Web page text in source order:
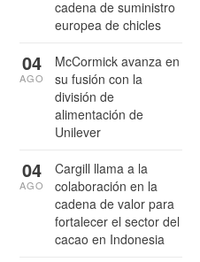
cadena de suministro
europea de chicles
McCormick avanza en
su fusión con la
división de
alimentación de
Unilever
04
AGO
Cargill llama a la
colaboración en la
cadena de valor para
fortalecer el sector del
cacao en Indonesia
04
AGO